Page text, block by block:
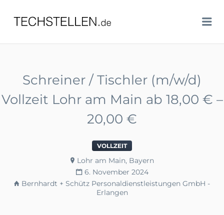
TECHSTELLEN.DE
Schreiner / Tischler (m/w/d)
Vollzeit Lohr am Main ab 18,00 € –
20,00 €
VOLLZEIT
Lohr am Main, Bayern
6. November 2024
Bernhardt + Schütz Personaldienstleistungen GmbH -
Erlangen